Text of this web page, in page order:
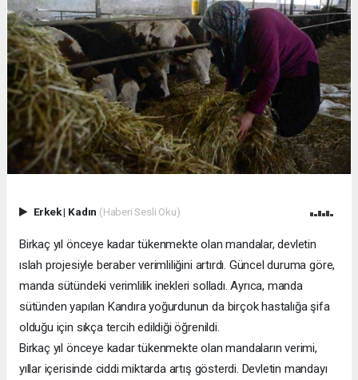
Erkek| Kadın (Haberi Sesli Oku)
Birkaç yıl önceye kadar tükenmekte olan mandalar, devletin
ıslah projesiyle beraber verimliliğini artırdı. Güncel duruma göre,
manda sütündeki verimlilik inekleri solladı. Ayrıca, manda
sütünden yapılan Kandıra yoğurdunun da birçok hastalığa şifa
olduğu için sıkça tercih edildiği öğrenildi.
Birkaç yıl önceye kadar tükenmekte olan mandaların verimi,
yıllar içerisinde ciddi miktarda artış gösterdi. Devletin mandayı